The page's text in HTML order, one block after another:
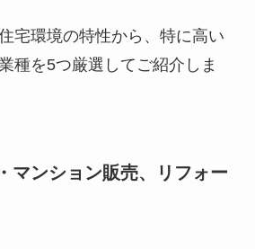
宅環境の特性から、特に高い
種を5つ厳選してご紹介しま
マンション販売、リフォー